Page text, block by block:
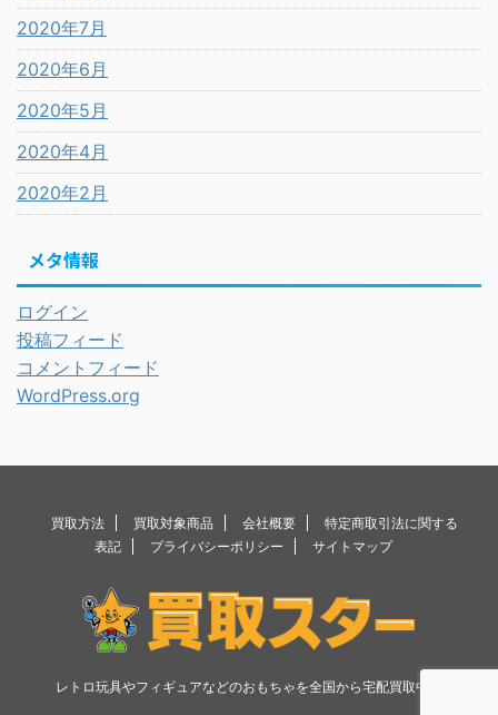
2020年7月
2020年6月
2020年5月
2020年4月
2020年2月
メタ情報
ログイン
投稿フィード
コメントフィード
WordPress.org
買取方法 買取対象商品 会社概要
特定商取引法に関する
表記
プライバシーポリシー サイトマップ
レトロ玩具やフィギュアなどのおもちゃを全国から宅配買取中！